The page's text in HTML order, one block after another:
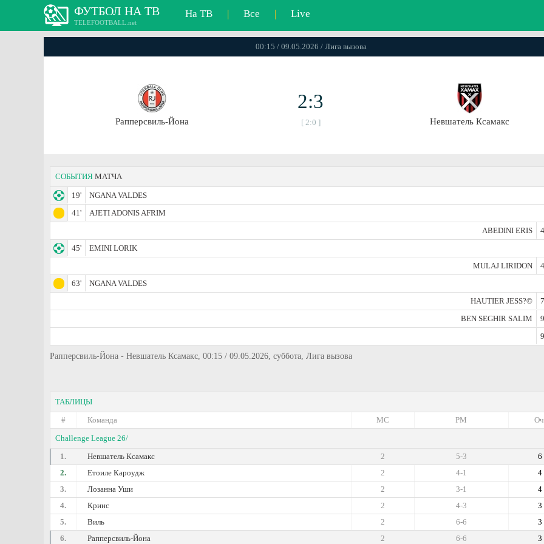
ФУТБОЛ НА ТВ
TELEFOOTBALL.net
На ТВ | Все | Live
00:15 / 09.05.2026 / Лига вызова
Рапперсвиль-Йона
2:3
[ 2:0 ] Невшатель Ксамакс
СОБЫТИЯ МАТЧА
19'
NGANA VALDES
41'
AJETI ADONIS AFRIM
ABEDINI ERIS
45'
EMINI LORIK
MULAJ LIRIDON
63'
NGANA VALDES
HAUTIER JESS?©
BEN SEGHIR SALIM
Рапперсвиль-Йона - Невшатель Ксамакс, 00:15 / 09.05.2026, суббота, Лига вызова
ТАБЛИЦЫ
#
Команда РМ
МС
Challenge League 26/
1.
Невшатель Ксамакс 6
5-3
2
2.
Етоиле Кароудж 4
4-1
2
3.
Лозанна Уши 4
3-1
2
4.
Кринс 3
4-3
2
5.
Виль 3
6-6
2
6.
Рапперсвиль-Йона 3
6-6
2